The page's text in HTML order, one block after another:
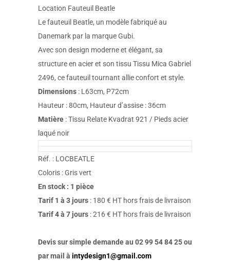
Location Fauteuil Beatle
Le fauteuil Beatle, un modèle fabriqué au
Danemark par la marque Gubi.
Avec son design moderne et élégant, sa
structure en acier et son tissu Tissu Mica Gabriel
2496, ce fauteuil tournant allie confort et style.
Dimensions : L63cm, P72cm
Hauteur : 80cm, Hauteur d’assise : 36cm
Matière : Tissu Relate Kvadrat 921 / Pieds acier
laqué noir
Réf. : LOCBEATLE
Coloris : Gris vert
En stock : 1 pièce
Tarif 1 à 3 jours : 180 € HT hors frais de livraison
Tarif 4 à 7 jours : 216 € HT hors frais de livraison
Devis sur simple demande au 02 99 54 84 25 ou
par mail à intydesign1@gmail.com